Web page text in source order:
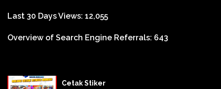
Last 30 Days Views: 12,055
Overview of Search Engine Referrals: 643
Cetak Stiker